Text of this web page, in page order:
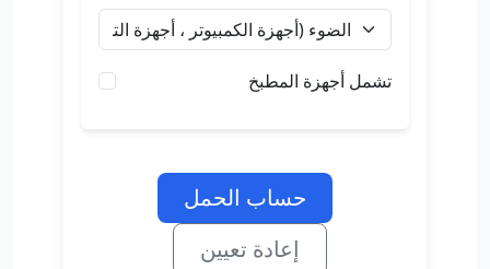
تشمل أجهزة المطبخ
حساب الحمل
إعادة تعيين